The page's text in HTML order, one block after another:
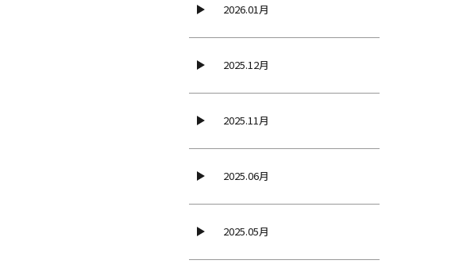
2026.01月
2025.12月
2025.11月
2025.06月
2025.05月